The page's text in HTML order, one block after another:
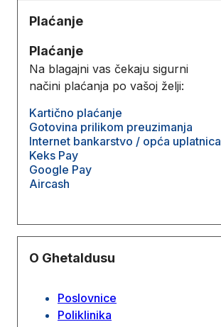
Plaćanje
Plaćanje
Na blagajni vas čekaju sigurni
načini plaćanja po vašoj želji:
Kartično plaćanje
Gotovina prilikom preuzimanja
Internet bankarstvo / opća uplatnica
Keks Pay
Google Pay
Aircash
O Ghetaldusu
Poslovnice
Poliklinika